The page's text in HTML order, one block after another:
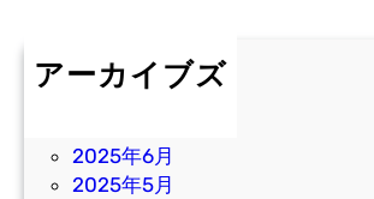
アーカイブズ
2025年6月
2025年5月